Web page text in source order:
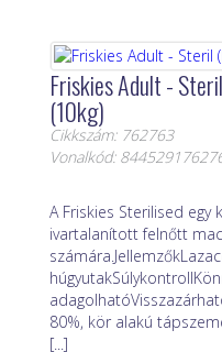
Friskies Adult -
(10kg)
Cikkszám: 762763
Vonalkód:
A Friskies Sterilised egy
ivartalanított felnőtt
80%, kör alakú
[...]